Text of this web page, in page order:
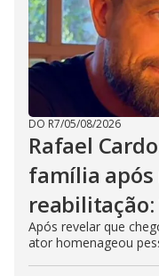
DO R7/05/08/2026
Rafael
família
reabilitação:
Após revelar que
ator homenageou